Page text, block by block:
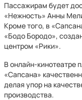
Пассажирам будет
«Нежность» Анны
Кроме того, в
«Бодо Бородо»,
центром «Рики».
В онлайн-кинотеатре
«Сапсана»
делая упор на
производства.